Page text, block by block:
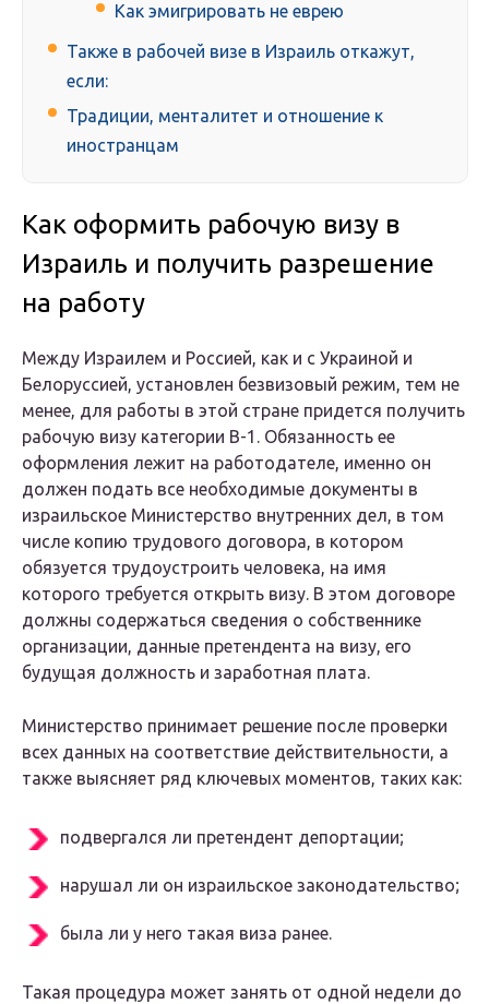
Как эмигрировать не еврею
Также в рабочей визе в Израиль откажут,
если:
Традиции, менталитет и отношение к
иностранцам
Как оформить рабочую визу в
Израиль и получить разрешение
на работу
Между Израилем и Россией, как и с Украиной и
Белоруссией, установлен безвизовый режим, тем не
менее, для работы в этой стране придется получить
рабочую визу категории В-1. Обязанность ее
оформления лежит на работодателе, именно он
должен подать все необходимые документы в
израильское Министерство внутренних дел, в том
числе копию трудового договора, в котором
обязуется трудоустроить человека, на имя
которого требуется открыть визу. В этом договоре
должны содержаться сведения о собственнике
организации, данные претендента на визу, его
будущая должность и заработная плата.
Министерство принимает решение после проверки
всех данных на соответствие действительности, а
также выясняет ряд ключевых моментов, таких как:
подвергался ли претендент депортации;
нарушал ли он израильское законодательство;
была ли у него такая виза ранее.
Такая процедура может занять от одной недели до